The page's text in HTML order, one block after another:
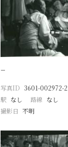
−
写真ID 3601-002972-2
駅 なし 路線 なし
撮影日 不明